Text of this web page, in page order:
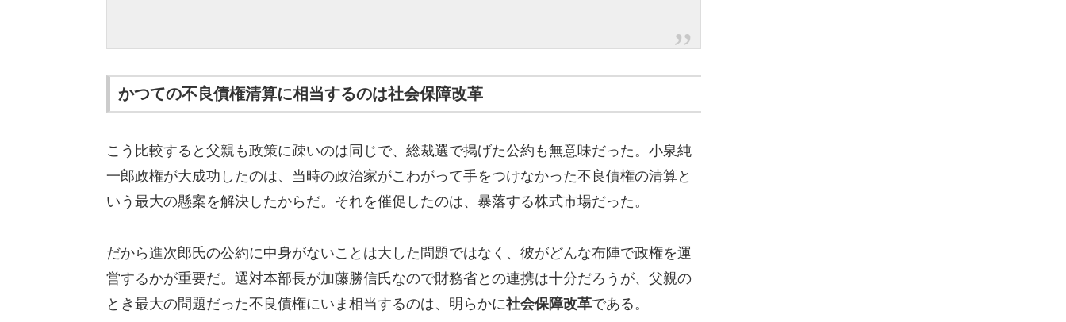
かつての不良債権清算に相当するのは社会保障改革
こう比較すると父親も政策に疎いのは同じで、総裁選で掲げた公約も無意味だった。小泉純
一郎政権が大成功したのは、当時の政治家がこわがって手をつけなかった不良債権の清算と
いう最大の懸案を解決したからだ。それを催促したのは、暴落する株式市場だった。
だから進次郎氏の公約に中身がないことは大した問題ではなく、彼がどんな布陣で政権を運
営するかが重要だ。選対本部長が加藤勝信氏なので財務省との連携は十分だろうが、父親の
とき最大の問題だった不良債権にいま相当するのは、明らかに社会保障改革である。